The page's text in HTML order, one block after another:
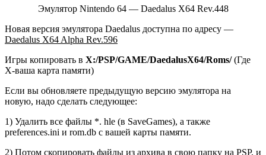
Эмулятор Nintendo 64 — Daedalus X64 Rev.448
Новая версия эмулятора Daedalus доступна по адресу —
Daedalus X64 Alpha Rev.596
Игры копировать в X:/PSP/GAME/DaedalusX64/Roms/(Где
X-ваша карта памяти)
Если вы обновляете предыдущую версию эмулятора на
новую, надо сделать следующее:
1) Удалить все файлы *. hle (в SaveGames), а также
preferences.ini и rom.db c вашей карты памяти.
2) Потом скопировать файлы из архива в свою папку на PSP, и